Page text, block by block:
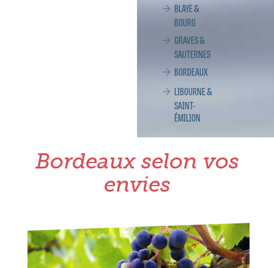
BLAYE &
BOURG
GRAVES &
SAUTERNES
BORDEAUX
LIBOURNE &
SAINT-
ÉMILION
Bordeaux selon vos
envies